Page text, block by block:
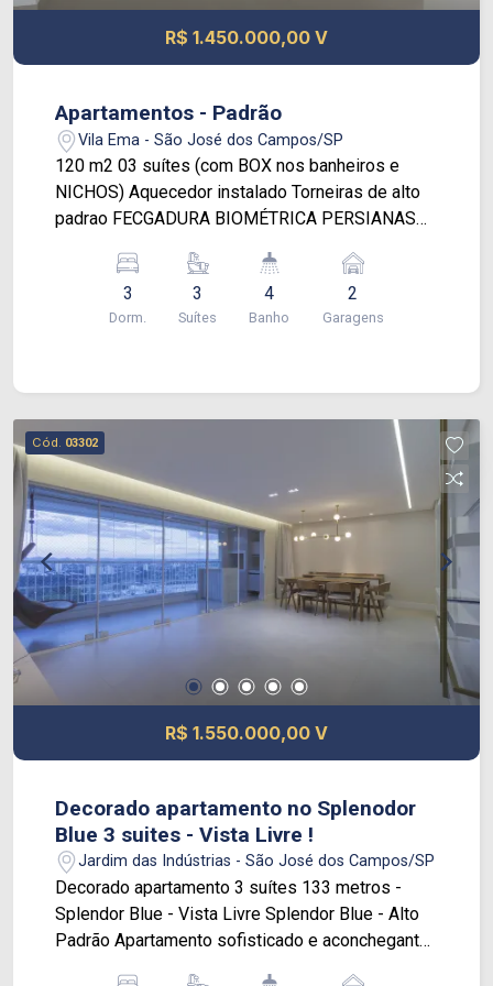
hoje mesmo e descubra o seu novo começo
nesta residência encantadora.
R$ 1.450.000,00 V
Apartamentos - Padrão
Vila Ema - São José dos Campos/SP
120 m2 03 suítes (com BOX nos banheiros e
NICHOS) Aquecedor instalado Torneiras de alto
padrao FECGADURA BIOMÉTRICA PERSIANAS
SACADA COM FECHAMENTO EM VIDROS Sala
ampla com 2 ambientes Cozinha independente
Área de serviço /2 vagas de garagem
excelente qualidade em todo apto
3
Dorm.
3
Suítes
4
Banho
2
Garagens
Cód. 03302
R$ 1.550.000,00 V
Decorado apartamento no Splenodor
Blue 3 suites - Vista Livre !
Jardim das Indústrias - São José dos Campos/SP
Decorado apartamento 3 suítes 133 metros -
Splendor Blue - Vista Livre Splendor Blue - Alto
Padrão Apartamento sofisticado e aconchegante